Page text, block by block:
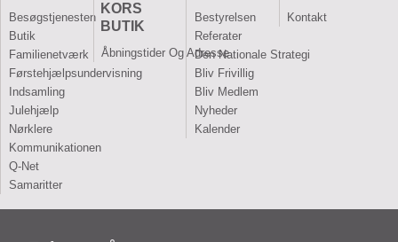
Besøgstjenesten
Butik
Familienetværk
Førstehjælpsundervisning
Indsamling
Julehjælp
Nørklere
Kommunikationen
Q-Net
Samaritter
KORS
BUTIK
Åbningstider Og Adresse
Bestyrelsen
Referater
Den Nationale Strategi
Bliv Frivillig
Bliv Medlem
Nyheder
Kalender
Kontakt